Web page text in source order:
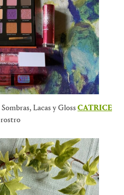
Lacas y Gloss CATRICE
rostro